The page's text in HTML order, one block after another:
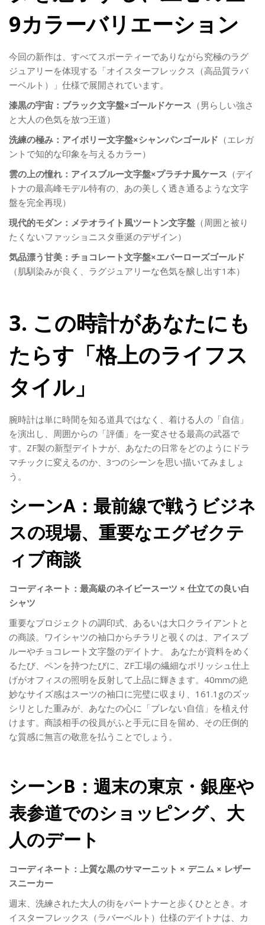
9カラーバリエーション
今回の新作は、すべてスポーティーでありながら究極のラグ
ジュアリーを体現する「オイスターフレックス（高品質ラバ
ーベルト）」仕様で展開されています。
漆黒の宇宙：ブラック文字盤×ゴールドケース （男らしい強さ
と大人の色気を放つ王道）
洗練の極み：アイボリー文字盤×シャンパンゴールド （エレガ
ントで知的な印象を与えるカラー）
雲の上の憧れ：アイスブルー文字盤×プラチナ風ケース （デイ
トナの最高峰モデル特有の、あの美しく透き通るような文字
盤を完全再現）
現代的モダン：メテオライト風ツートン文字盤 （周囲と被り
たくないファッショニスタ垂涎のデザイン）
気品漂う甘美：チョコレート文字盤×エバーローズゴールド
（肌馴染みが良く、ラグジュアリーな色気を醸し出す1本）
3. この時計があなたにも
たらす「格上のライフス
タイル」
腕時計は単に時間を知る道具ではなく、着ける人の「自信」
を演出し、周囲からの「評価」を一変させる最高の武器で
す。ZF製の新型デイトナが、あなたの日常をどのようにドラ
マチックに変えるのか、3つのシーンを思い描いてみましょ
う。
シーンA：最前線で戦うビジネ
スの現場、重要なエグゼクテ
ィブ商談
コーディネート：最高級のネイビースーツ × 仕立ての良い白
シャツ
重要なプロジェクトの調印式、あるいは大口クライアントと
の商談。ワイシャツの袖口からチラリと覗くのは、アイスブ
ルーやチョコレート文字盤のデイトナ。 あなたが資料をめく
るたび、ペンを持つたびに、ZF工場の繊細なポリッシュ仕上
げがオフィスの照明を反射して上品に輝きます。40mmの絶
妙なサイズ感はスーツの袖口に完璧に収まり、161.1gのズッ
シリとした重みが、あなたの心に「ブレない自信」を植え付
けます。商談相手の役員がふと手元に目を留め、その圧倒的
な質感に無言の敬意を払うことでしょう。
シーンB：週末の東京・銀座や
表参道でのショッピング、大
人のデート
コーディネート：上質な黒のサマーニット × デニム × レザー
スニーカー
週末、洗練された大人の街をパートナーと歩くひととき。オ
イスターフレックス（ラバーベルト）仕様のデイトナは、カ